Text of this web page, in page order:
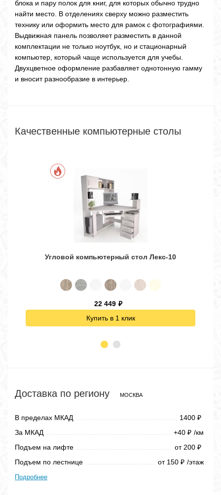
блока и пару полок для книг, для которых обычно трудно
найти место. В отделениях сверху можно разместить
технику или оформить место для рамок с фотографиями.
Выдвижная панель позволяет разместить в данной
комплектации не только ноутбук, но и стационарный
компьютер, который чаще используется для учебы.
Двухцветное оформление разбавляет однотонную гамму
и вносит разнообразие в интерьер.
Качественные компьютерные столы
Угловой компьютерный стол Лекс-10
22 449 ₽
Купить в 1 клик
Доставка по региону МОСКВА
В пределах МКАД 1400 ₽
За МКАД +40 ₽ /км
Подъем на лифте
от 200 ₽
Подъем по лестнице от 150 ₽ /этаж
Подробнее